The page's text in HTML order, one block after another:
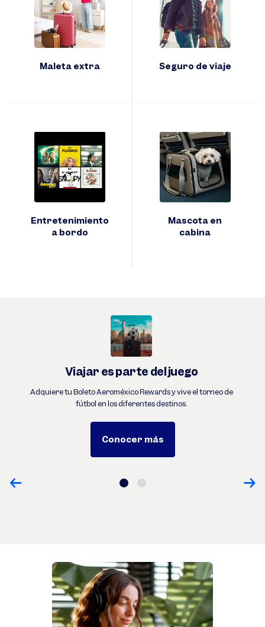
Maleta extra Seguro de viaje
Entretenimiento
a bordo
Mascota en
cabina
Viajar es parte del juego
Adquiere tu Boleto Aeroméxico Rewards y vive el torneo de
fútbol en los diferentes destinos.
Conocer más